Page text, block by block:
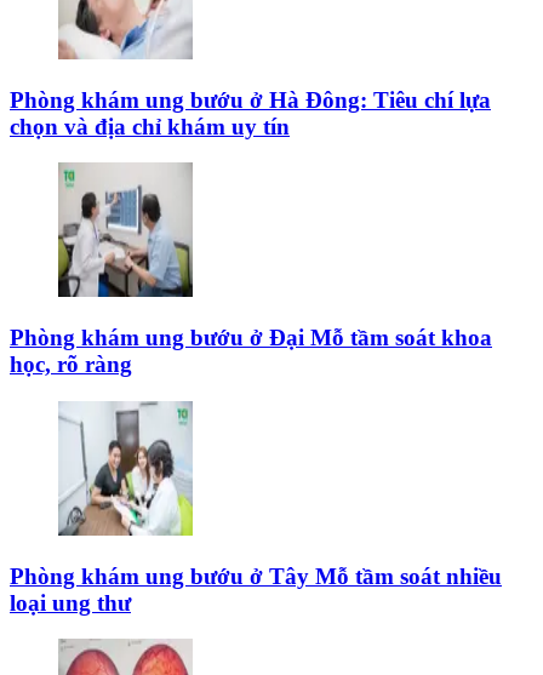
Phòng khám ung bướu ở Hà Đông: Tiêu chí lựa
chọn và địa chỉ khám uy tín
Phòng khám ung bướu ở Đại Mỗ tầm soát khoa
học, rõ ràng
Phòng khám ung bướu ở Tây Mỗ tầm soát nhiều
loại ung thư